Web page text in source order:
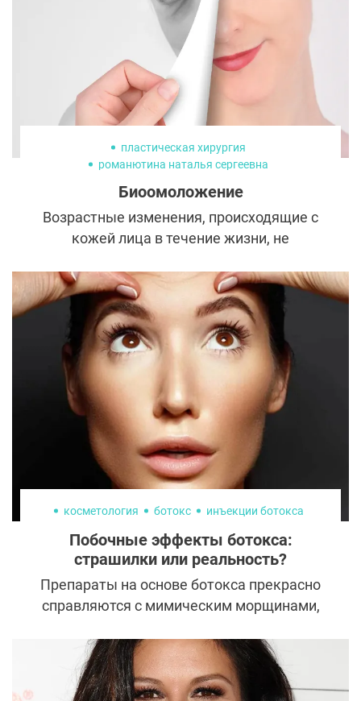
пластическая хирургия
романютина наталья сергеевна
Биоомоложение
Возрастные изменения, происходящие с
кожей лица в течение жизни, не
морщин. Об увядании кожи
свидетельствует множество признаков,
среди которых сероватый оттенок,
истончение и сухость кожи, потеря объема
в области скул, изменение овала лица,
следы постакне, темные круги под
глазами, пигментные пятна. Одним из
наиболее эффективных современных
способов восстановления свежести и
молодости лица является биоомоложение.
косметология ботокс инъекции ботокса
Побочные эффекты ботокса:
страшилки или реальность?
Препараты на основе ботокса прекрасно
справляются с мимическим морщинами,
продлить молодость и даже избавиться от
чрезмерной потливости. Однако до сих
многие считают, что такие инъекции могут